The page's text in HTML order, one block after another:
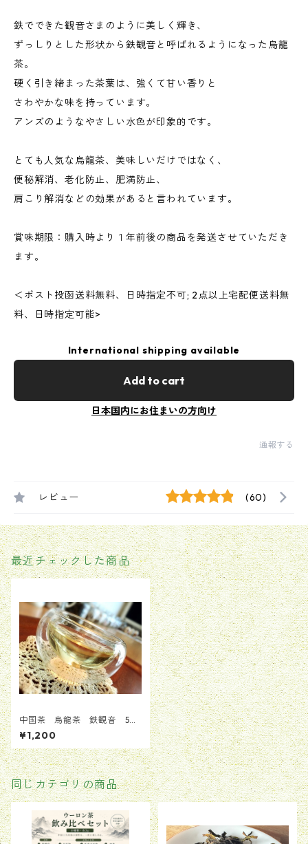
鉄でできた観音さまのように美しく輝き、
ずっしりとした形状から鉄観音と呼ばれるようになった烏龍
茶。
硬く引き締まった茶葉は、強くて甘い香りと
さわやかな味を持っています。
アンズのようなやさしい水色が印象的です。
とても人気な烏龍茶、美味しいだけではなく、
便秘解消、老化防止、肥満防止、
肩こり解消などの効果があると言われています。
賞味期限：購入時より１年前後の商品を発送させていただき
ます。
＜ポスト投函送料無料、日時指定不可; 2点以上宅配便送料無
料、日時指定可能>
International shipping available
Add to cart
日本国内にお住まいの方向け
通報する
レビュー (60)
最近チェックした商品
中国茶 烏龍茶 鉄観音 50
g
¥1,200
同じカテゴリの商品